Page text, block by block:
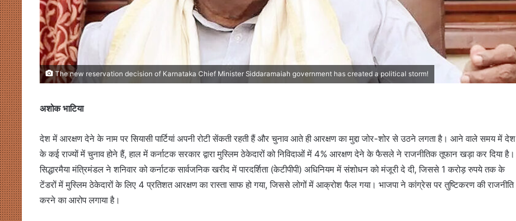
The new reservation decision of Karnataka Chief Minister Siddaramaiah government has created a political storm!
अशोक भाटिया
देश में आरक्षण देने के नाम पर सियासी पार्टियां अपनी रोटी सेंकती रहती हैं और चुनाव आते ही आरक्षण का मुद्दा जोर-शोर से उठने लगता है। आने वाले समय में देश
के कई राज्यों में चुनाव होने हैं, हाल में कर्नाटक सरकार द्वारा मुस्लिम ठेकेदारों को निविदाओं में 4% आरक्षण देने के फैसले ने राजनीतिक तूफान खड़ा कर दिया है।
सिद्धारमैया मंत्रिमंडल ने शनिवार को कर्नाटक सार्वजनिक खरीद में पारदर्शिता (केटीपीपी) अधिनियम में संशोधन को मंजूरी दे दी, जिससे 1 करोड़ रुपये तक के
टेंडरों में मुस्लिम ठेकेदारों के लिए 4 प्रतिशत आरक्षण का रास्ता साफ हो गया, जिससे लोगों में आक्रोश फैल गया। भाजपा ने कांग्रेस पर तुष्टिकरण की राजनीति
करने का आरोप लगाया है।